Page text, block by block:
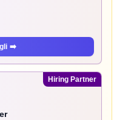
➡️
Hiring Partner